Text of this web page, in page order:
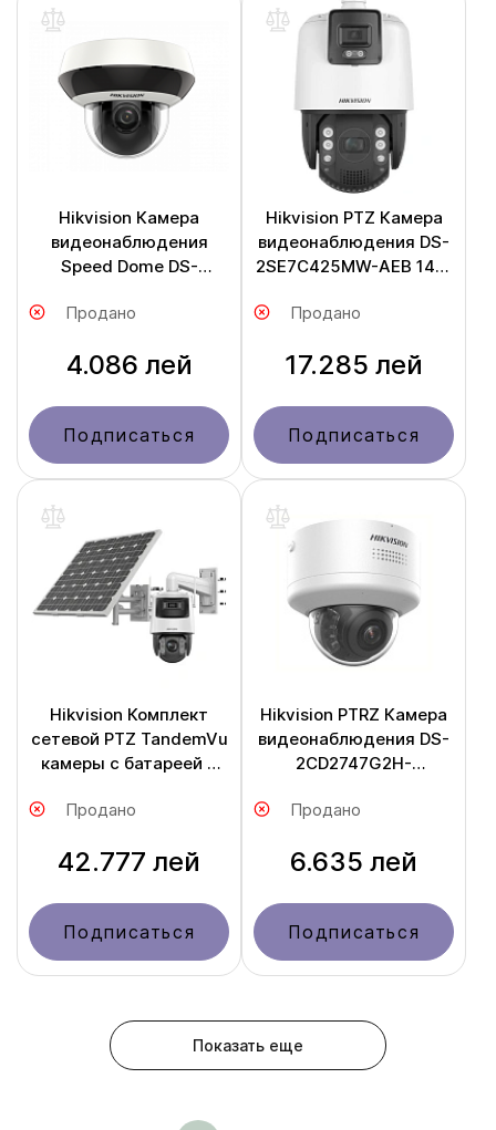
Hikvision Камера
видеонаблюдения
Speed Dome DS-
Продано
4.086 лей
Подписаться
Hikvision PTZ Камера
видеонаблюдения DS-
2SE7C425MW-AEB 14F1
Продано
17.285 лей
Подписаться
Hikvision Комплект
сетевой PTZ TandemVu
камеры c батареей и
DS-2SE7C432IWG-
Продано
42.777 лей
Подписаться
Hikvision PTRZ Камера
видеонаблюдения DS-
2CD2747G2H-
Продано
6.635 лей
Подписаться
Показать еще